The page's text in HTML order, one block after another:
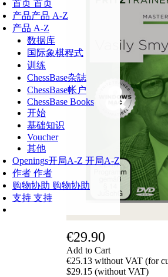
首页 首页
产品产品 A-Z
产品 A-Z
数据库
国际象棋程式
训练
ChessBase杂誌
ChessBase帐户
ChessBase Books
开始
基础知识
Voucher
其他
Openings开局A-Z 开局A-Z
作者 作者
购物协助 购物协助
支持 支持
€29.90
Add to Cart
€25.13 without VAT (for
$29.15 (without VAT)